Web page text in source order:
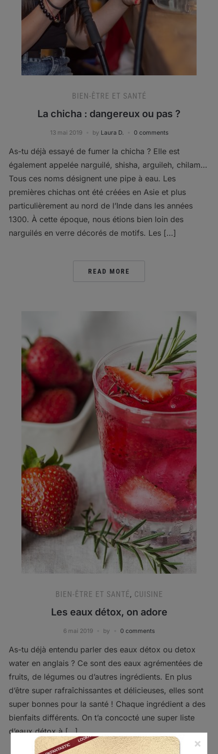
BIEN-ÊTRE ET SANTÉ
La chicha : dangereux ou pas ?
13 mai 2019 by Laura D. 0 comments
As-tu déjà essayé de fumer la chicha ? Elle est
également appelée narguilé, shisha, arguileh, chilam…
Tous ces noms désignent une pipe à eau. Les
premières chichas ont été créées en Asie et plus
particulièrement au nord de l’Inde dans les années
1300. À cette époque, nous étions bien loin des
narguilés en verre décorés de motifs. Les […]
READ MORE
BIEN-ÊTRE ET SANTÉ, CUISINE
Les eaux détox, on adore
6 mai 2019 by 0 comments
As-tu déjà entendu parler des eaux détox ou detox
water en anglais ? Ce sont des eaux agrémentées de
fruits, de légumes ou d’autres ingrédients. En plus
d’être super rafraîchissantes et délicieuses, elles sont
super bonnes pour la santé ! Chaque ingrédient a des
bienfaits différents. On t’a concocté une super liste
d’eaux détox à […]
×